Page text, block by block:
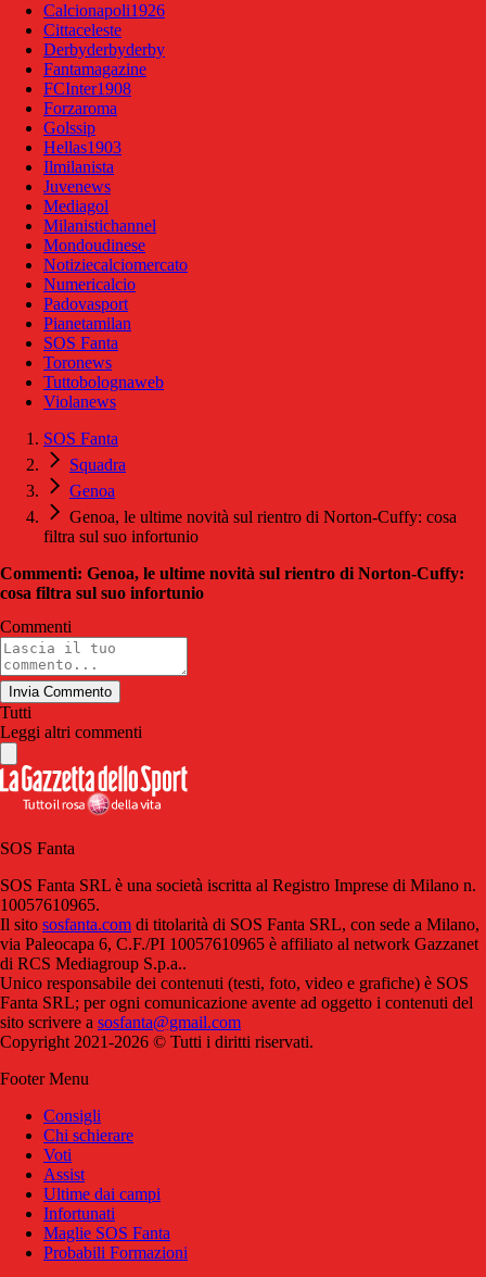
Calcionapoli1926
Cittaceleste
Derbyderbyderby
Fantamagazine
FCInter1908
Forzaroma
Golssip
Hellas1903
Ilmilanista
Juvenews
Mediagol
Milanistichannel
Mondoudinese
Notiziecalciomercato
Numericalcio
Padovasport
Pianetamilan
SOS Fanta
Toronews
Tuttobolognaweb
Violanews
SOS Fanta
Squadra
Genoa
Genoa, le ultime novità sul rientro di Norton-Cuffy: cosa
filtra sul suo infortunio
Commenti: Genoa, le ultime novità sul rientro di Norton-Cuffy:
cosa filtra sul suo infortunio
Commenti
Invia Commento
Tutti
Leggi altri commenti
SOS Fanta
SOS Fanta SRL è una società iscritta al Registro Imprese di Milano n.
10057610965.
Il sito sosfanta.com di titolarità di SOS Fanta SRL, con sede a Milano,
via Paleocapa 6, C.F./PI 10057610965 è affiliato al network Gazzanet
di RCS Mediagroup S.p.a..
Unico responsabile dei contenuti (testi, foto, video e grafiche) è SOS
Fanta SRL; per ogni comunicazione avente ad oggetto i contenuti del
sito scrivere a sosfanta@gmail.com
Copyright 2021-2026 © Tutti i diritti riservati.
Footer Menu
Consigli
Chi schierare
Voti
Assist
Ultime dai campi
Infortunati
Maglie SOS Fanta
Probabili Formazioni